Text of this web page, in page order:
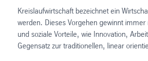
Kreislaufwirtschaft bezeichnet ein
werden. Dieses Vorgehen gewinnt
und soziale Vorteile, wie Innovation,
Gegensatz zur traditionellen, linear